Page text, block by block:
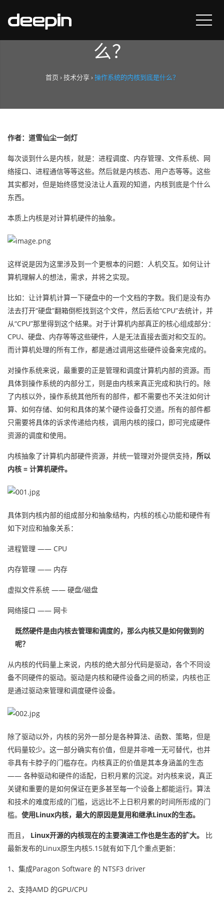
操作系统的内核到底是什
么？
首页›技术分享›操作系统的内核到底是什么？
作者：道雪仙尘一剑灯
每次谈到什么是内核，就是：进程调度、内存管理、文件系统、网
络接口、进程通信等等这些。然后就是内核态、用户态等等。这些
其实都对，但是始终感觉没法让人直观的知道，内核到底是个什么
东西。
本质上内核是对计算机硬件的抽象。
这样说是因为这里涉及到一个更根本的问题：人机交互。如何让计
算机理解人的想法，需求，并将之实现。
比如：让计算机计算一下硬盘中的一个文档的字数。我们是没有办
法去打开“硬盘”翻箱倒柜找到这个文件，然后丢给“CPU”去统计，并
从“CPU”那里得到这个结果。对于计算机内部真正的核心组成部分：
CPU、硬盘、内存等等这些硬件，人是无法直接去面对和交互的。
而计算机处理的所有工作，都是通过调用这些硬件设备来完成的。
对操作系统来说，最重要的正是管理和调度计算机内部的资源。而
具体到操作系统的内部分工，则是由内核来真正完成和执行的。除
了内核以外，操作系统其他所有的部件，都不需要也不关注如何计
算、如何存储、如何和具体的某个硬件设备打交道。所有的部件都
只需要将具体的诉求传递给内核，调用内核的接口，即可完成硬件
资源的调度和使用。
内核抽象了计算机内部硬件资源，并统一管理对外提供支持， 所以
内核 = 计算机硬件。
具体到内核内部的组成部分和抽象结构，内核的核心功能和硬件有
如下对应和抽象关系：
进程管理 —— CPU
内存管理 —— 内存
虚拟文件系统 —— 硬盘/磁盘
网络接口 —— 网卡
既然硬件是由内核去管理和调度的，那么内核又是如何做到的
呢？
从内核的代码量上来说，内核的绝大部分代码是驱动，各个不同设
备不同硬件的驱动。驱动是内核和硬件设备之间的桥梁，内核也正
是通过驱动来管理和调度硬件设备。
除了驱动以外，内核的另外一部分是各种算法、函数、策略，但是
代码量较少。这一部分确实有价值，但是并非唯一无可替代，也并
非具有卡脖子的门槛存在。内核真正的价值是其本身涵盖的生态
—— 各种驱动和硬件的适配，日积月累的沉淀。对内核来说，真正
关键和重要的是如何保证在更多甚至每一个设备上都能运行。算法
和技术的难度形成的门槛，远远比不上日积月累的时间所形成的门
槛。 使用Linux内核，最大的原因是复用和继承Linux的生态。
而且， Linux开源的内核现在的主要演进工作也是生态的扩大。
比
最新发布的Linux原生内核5.15就有如下几个重点更新：
1、集成Paragon Software 的 NTSF3 driver
2、支持AMD 的GPU/CPU